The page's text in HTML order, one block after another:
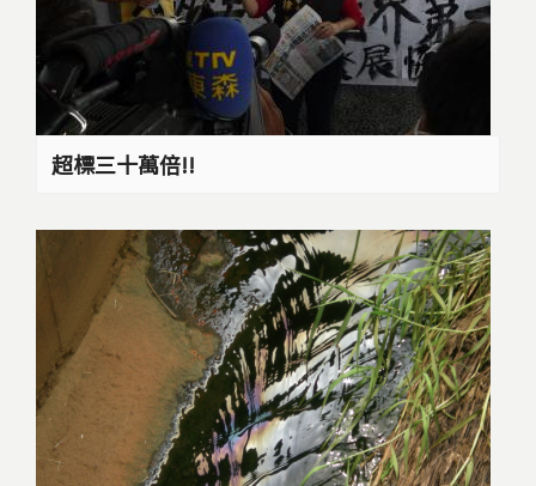
超標三十萬倍!!